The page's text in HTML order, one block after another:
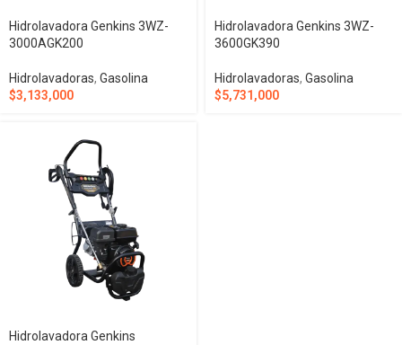
Hidrolavadora Genkins 3WZ-
3000AGK200
Hidrolavadoras, Gasolina
$3,133,000
Hidrolavadora Genkins 3WZ-
3600GK390
Hidrolavadoras, Gasolina
$5,731,000
Hidrolavadora Genkins